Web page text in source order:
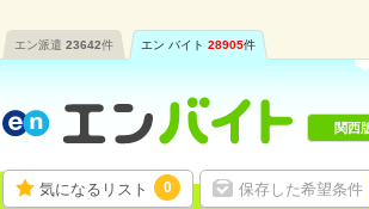
エン派遣 23642件 エン バイト 28905件
気になるリスト 0 保存した希望条件
関西